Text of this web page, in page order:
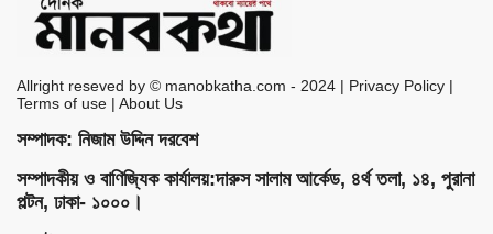
Allright reseved by © manobkatha.com - 2024 | Privacy Policy |
Terms of use | About Us
সম্পাদক: নিজাম উদ্দিন দরবেশ
সম্পাদকীয় ও বাণিজ্যিক কার্যালয়:দারুস সালাম আর্কেড, ৪র্থ তলা, ১৪, পুরানা
পল্টন, ঢাকা- ১০০০।